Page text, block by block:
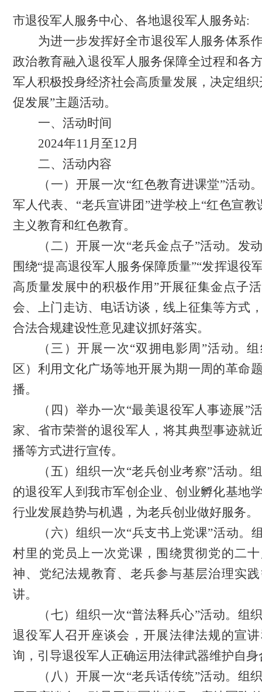
市退役军人服务中心、各地退役军人服务站:
为进一步发挥好全市退役军人服务体系
政治教育融入退役军人服务保障全过程和各
军人积极投身经济社会高质量发展，决定组织
促发展”主题活动。
一、 活动时间
2024年11月至12月
二、 活动内容
（一） 开展一次“红色教育进课堂”活动
军人代表、 “老兵宣讲团”进学校上“红色宣教
主义教育和红色教育。
（二） 开展一次“老兵金点子”活动。 发
围绕“提高退役军人服务保障质量”“发挥退役
高质量发展中的积极作用”开展征集金点子
会、上门走访、电话访谈，线上征集等方式
合法合规建设性意见建议抓好落实。
（三）开展一次“双拥电影周”活动。
区）利用文化广场等地开展为期一周的革命
播。
（四）举办一次“最美退役军人事迹展”
家、省市荣誉的退役军人，将其典型事迹就
播等方式进行宣传。
（五）组织一次“老兵创业考察”活动。
的退役军人到我市军创企业、创业孵化基地
行业发展趋势与机遇，为老兵创业做好服务。
（六）组织一次“兵支书上党课”活动。
村里的党员上一次党课，围绕贯彻党的二
神、党纪法规教育、老兵参与基层治理实
讲。
（七） 组织一次“普法释兵心”活动。组
退役军人召开座谈会，开展法律法规的宣
询，引导退役军人正确运用法律武器维护自
（八） 开展一次“老兵话传统”活动。组